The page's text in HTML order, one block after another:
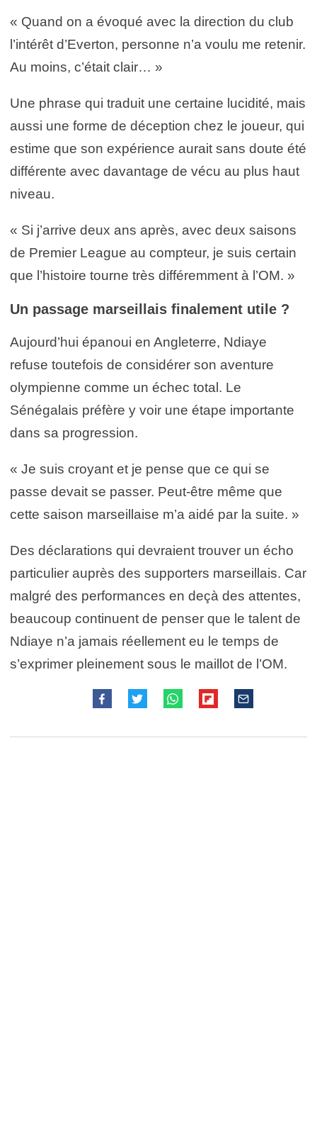
« Quand on a évoqué avec la direction du club
l’intérêt d’Everton, personne n’a voulu me retenir.
Au moins, c’était clair… »
Une phrase qui traduit une certaine lucidité, mais
aussi une forme de déception chez le joueur, qui
estime que son expérience aurait sans doute été
différente avec davantage de vécu au plus haut
niveau.
« Si j’arrive deux ans après, avec deux saisons
de Premier League au compteur, je suis certain
que l’histoire tourne très différemment à l’OM. »
Un passage marseillais finalement utile ?
Aujourd’hui épanoui en Angleterre, Ndiaye
refuse toutefois de considérer son aventure
olympienne comme un échec total. Le
Sénégalais préfère y voir une étape importante
dans sa progression.
« Je suis croyant et je pense que ce qui se
passe devait se passer. Peut-être même que
cette saison marseillaise m’a aidé par la suite. »
Des déclarations qui devraient trouver un écho
particulier auprès des supporters marseillais. Car
malgré des performances en deçà des attentes,
beaucoup continuent de penser que le talent de
Ndiaye n’a jamais réellement eu le temps de
s’exprimer pleinement sous le maillot de l’OM.